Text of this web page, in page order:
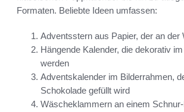
Formaten. Beliebte Ideen umfassen:
Adventsstern aus Papier, der an der
Hängende Kalender, die dekorativ
werden
Adventskalender im Bilderrahmen,
Schokolade gefüllt wird
Wäscheklammern an einem